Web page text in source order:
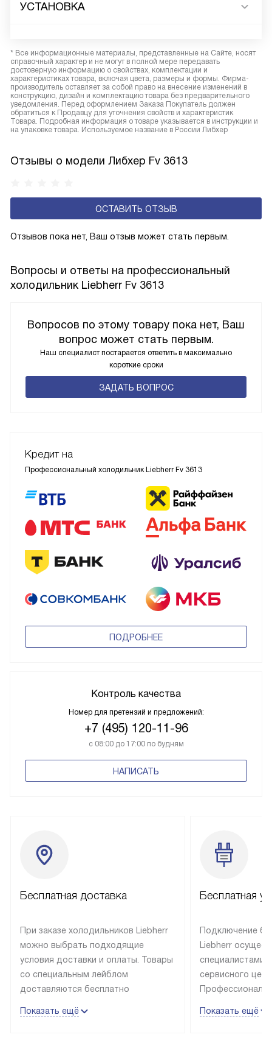
УСТАНОВКА
* Все информационные материалы, представленные на Сайте, носят
справочный характер и не могут в полной мере передавать
достоверную информацию о свойствах, комплектации и
характеристиках товара, включая цвета, размеры и формы. Фирма-
производитель оставляет за собой право на внесение изменений в
конструкцию, дизайн и комплектацию товара без предварительного
уведомления. Перед оформлением Заказа Покупатель должен
обратиться к Продавцу для уточнения свойств и характеристик
Товара. Подробная информация о товаре указывается в инструкции и
на упаковке товара. Используемое название в России Либхер
Отзывы о модели Либхер Fv 3613
ОСТАВИТЬ ОТЗЫВ
Отзывов пока нет, Ваш отзыв может стать первым.
Вопросы и ответы на профессиональный
холодильник Liebherr Fv 3613
Вопросов по этому товару пока нет, Ваш
вопрос может стать первым.
Наш специалист постарается ответить в максимально
короткие сроки
ЗАДАТЬ ВОПРОС
Кредит на
Профессиональный холодильник Liebherr Fv 3613
ПОДРОБНЕЕ
Контроль качества
Номер для претензий и предложений:
+7 (495) 120-11-96
с 08:00 до 17:00 по будням
НАПИСАТЬ
Бесплатная доставка
При заказе холодильников Liebherr
можно выбрать подходящие
условия доставки и оплаты. Товары
со специальным лейблом
доставляются бесплатно
до подъезда, выезд за МКАД
Показать ещё
Бесплатная
Подключение
Liebherr
специалистами
сервисного
эксплуатации
Показать ещё